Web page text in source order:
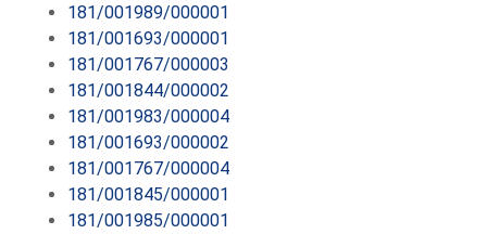
181/001989/000001
181/001693/000001
181/001767/000003
181/001844/000002
181/001983/000004
181/001693/000002
181/001767/000004
181/001845/000001
181/001985/000001